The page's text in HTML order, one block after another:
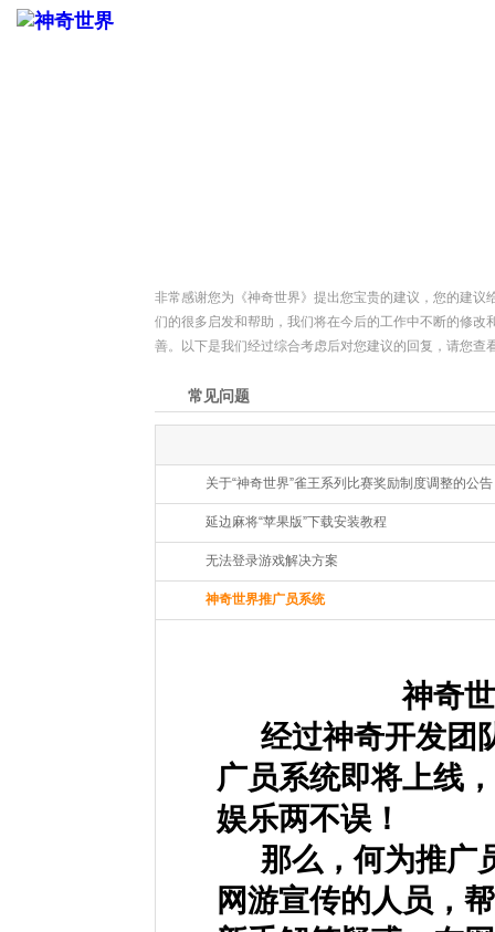
非常感谢您为《神奇世界》提出您宝贵的建议，您的建议
们的很多启发和帮助，我们将在今后的工作中不断的修改
善。以下是我们经过综合考虑后对您建议的回复，请您查
常见问题
关于“神奇世界”雀王系列比赛奖励制度调整的公告
延边麻将“苹果版”下载安装教程
无法登录游戏解决方案
神奇世界推广员系统
神奇
经过神奇开发团
广员系统即将上线
娱乐两不误！
那么，何为推广
网游宣传的人员，